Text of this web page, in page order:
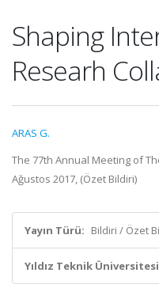
Shaping
Researh
ARAS G.
The 77th Annual Meeting of
Ağustos 2017, (Özet Bildiri)
Yayın Türü: Bildiri / Özet
Yıldız Teknik